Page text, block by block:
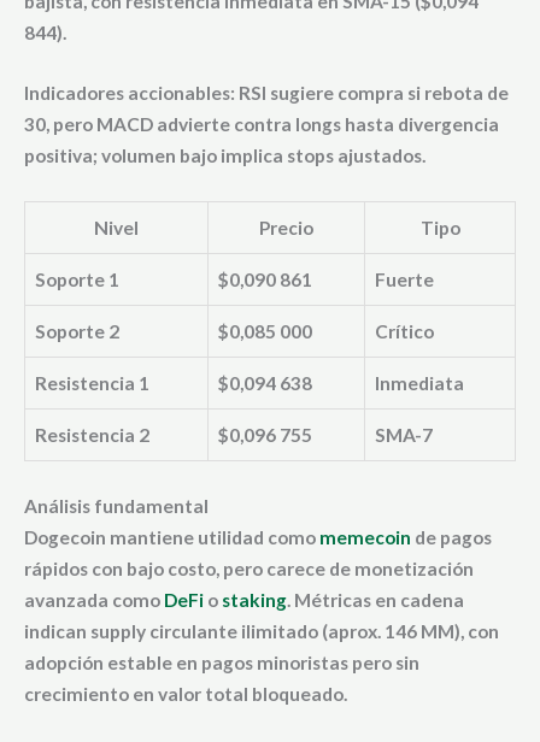
844).
Indicadores accionables: RSI sugiere compra si rebota de
30, pero MACD advierte contra longs hasta divergencia
positiva; volumen bajo implica stops ajustados.
Nivel Precio Tipo
Soporte 1 $0,090 861 Fuerte
Soporte 2 $0,085 000 Crítico
Resistencia 1 $0,094 638 Inmediata
Resistencia 2 $0,096 755 SMA-7
Análisis fundamental
Dogecoin mantiene utilidad como memecoin de pagos
rápidos con bajo costo, pero carece de monetización
avanzada como DeFi o staking . Métricas en cadena
indican supply circulante ilimitado (aprox. 146 MM), con
adopción estable en pagos minoristas pero sin
crecimiento en valor total bloqueado.